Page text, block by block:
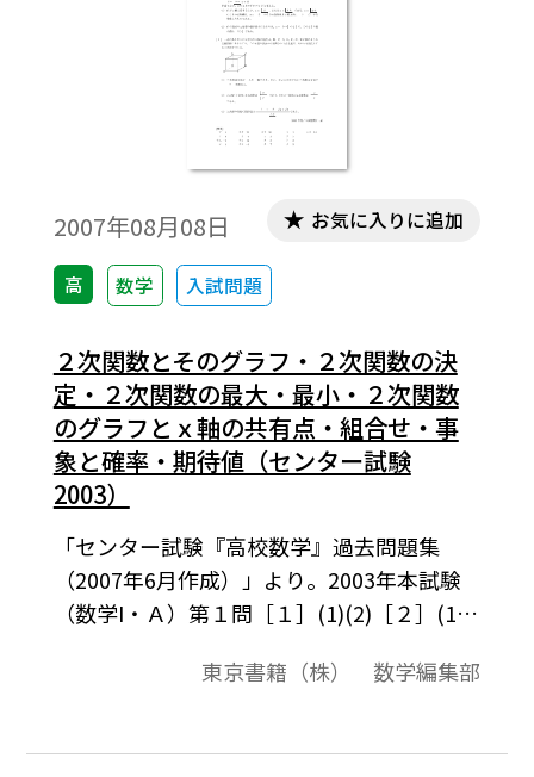
2007年08月08日
高 数学 入試問題
お気に入りに追加
２次関数とそのグラフ・２次関数の決
定・２次関数の最大・最小・２次関数
のグラフとｘ軸の共有点・組合せ・事
象と確率・期待値（センター試験
2003）
「センター試験『高校数学』過去問題集
（2007年6月作成）」より。2003年本試験
（数学I・Ａ）第１問［１］(1)(2)［２］(1)
（2007－2012年度用）「数学A」（2008－
2000年から2007年までのセンター試験問題
東京書籍（株） 数学編集部